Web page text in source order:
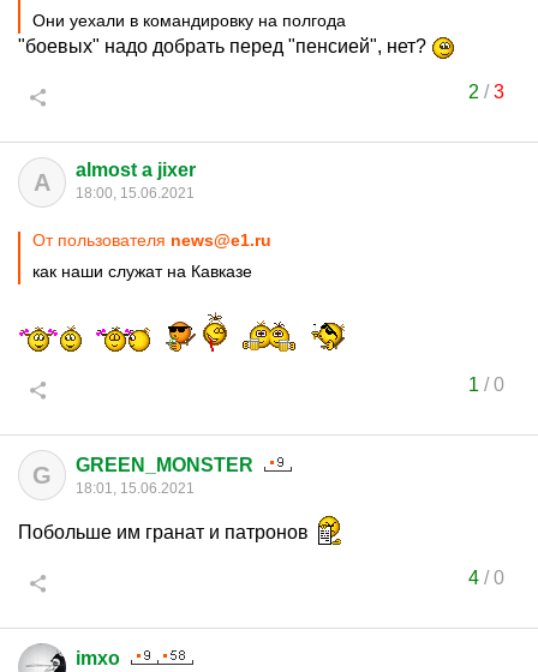
Они уехали в командировку на полгода
"боевых" надо добрать перед "пенсией", нет?
2 /3
A almost a jixer
18:00, 15.06.2021
От пользователя news@e1.ru
как наши служат на Кавказе
1 /0
G GREEN_MONSTER
18:01, 15.06.2021
Побольше им гранат и патронов
4/0
imxo